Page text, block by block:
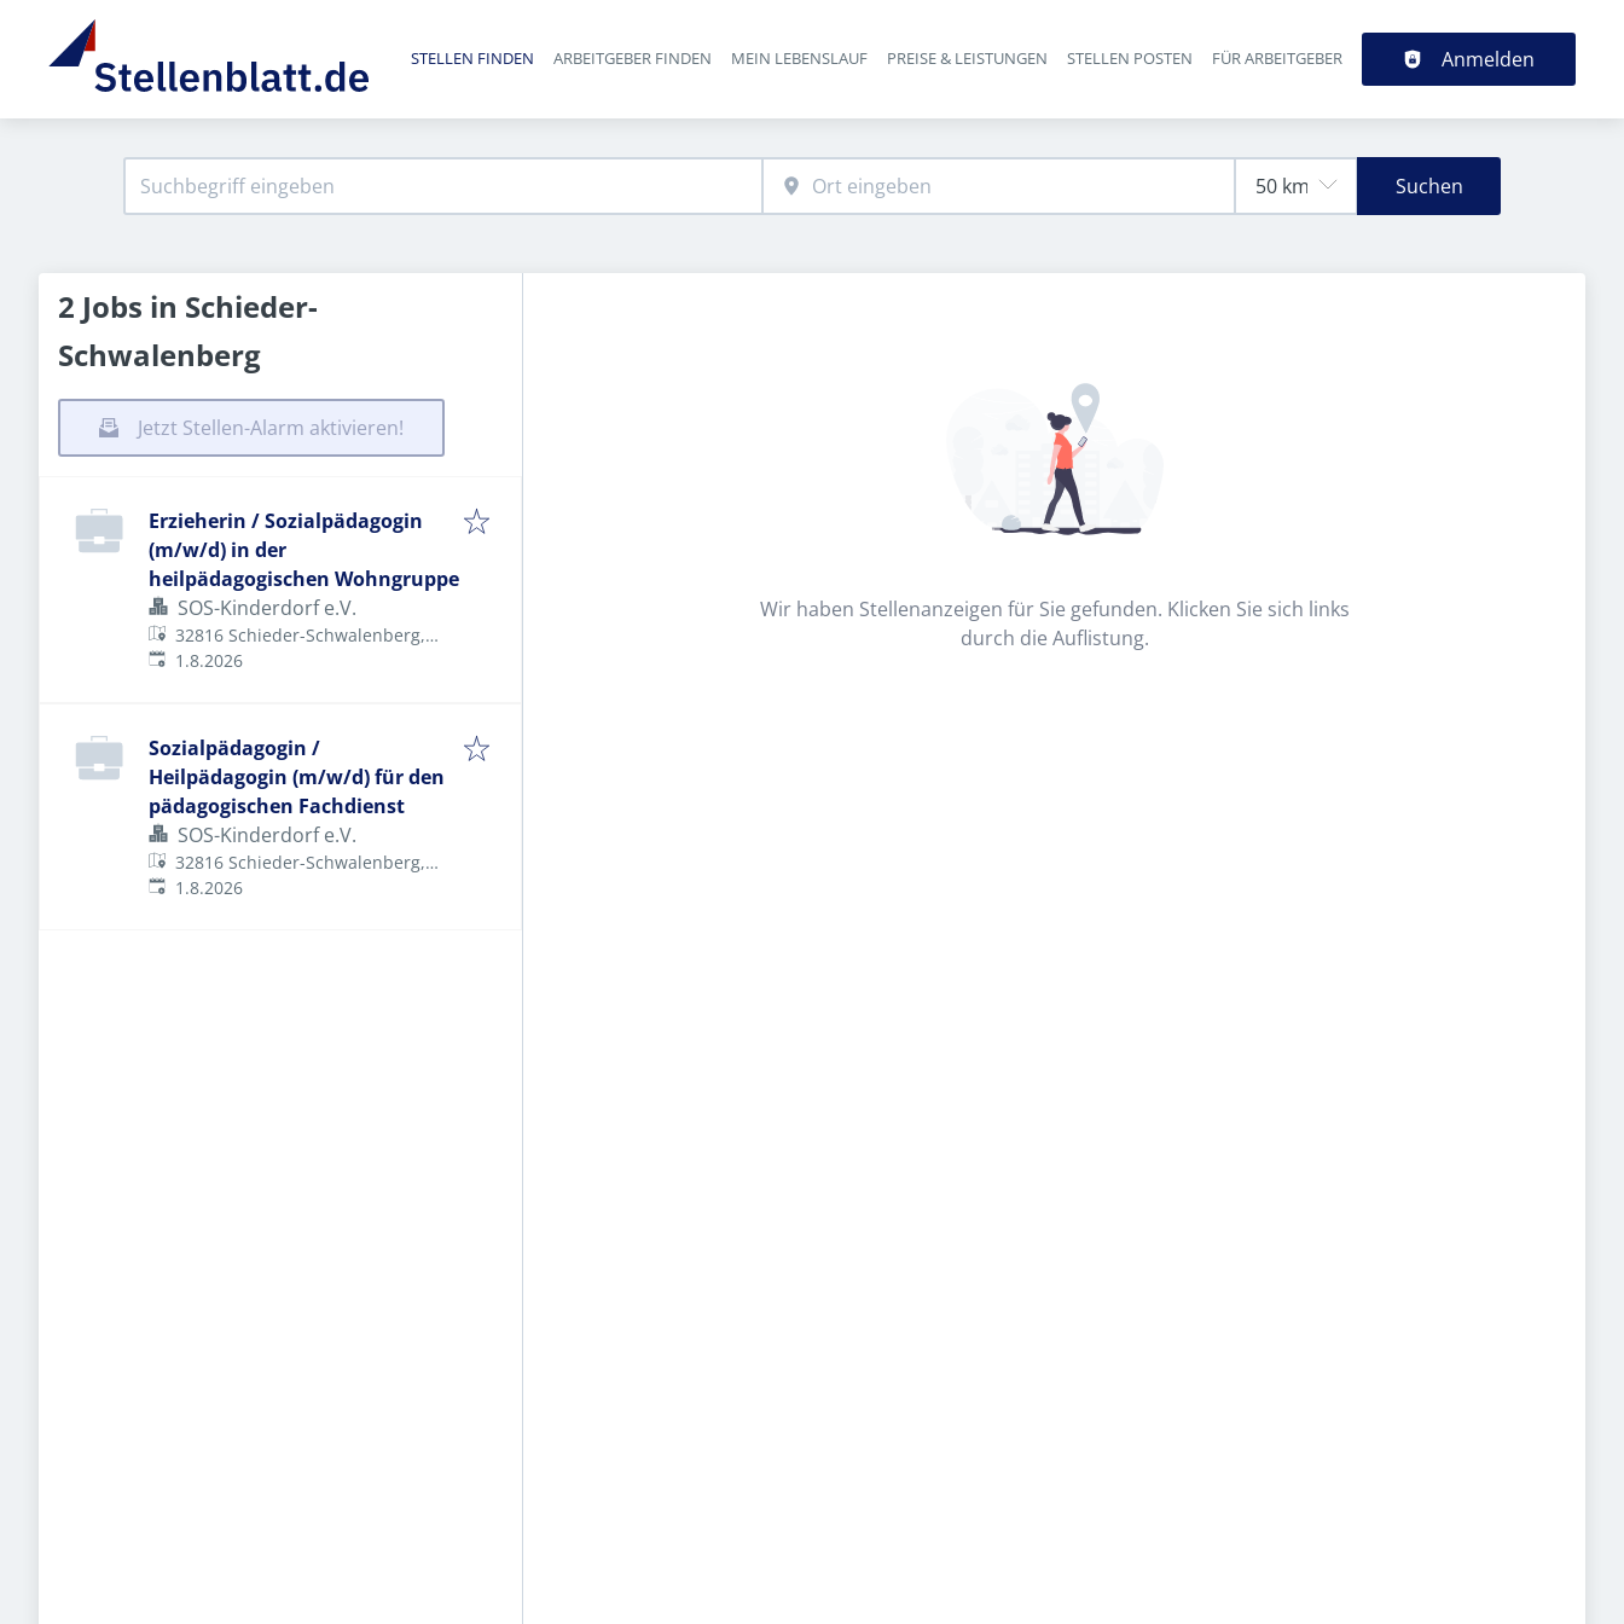
Haupt-Navigation
STELLEN FINDEN ARBEITGEBER FINDEN MEIN LEBENSLAUF PREISE & LEISTUNGEN STELLEN POSTEN FÜR ARBEITGEBER Anmelden
Suchen
2 Jobs in Schieder-
Schwalenberg
Jetzt Stellen-Alarm aktivieren!
Erzieherin / Sozialpädagogin
(m/w/d) in der
heilpädagogischen Wohngruppe
SOS-Kinderdorf e.V.
32816 Schieder-Schwalenberg,
Deutschland
Veröffentlicht
1.8.2026
Sozialpädagogin /
Heilpädagogin (m/w/d) für den
pädagogischen Fachdienst
SOS-Kinderdorf e.V.
32816 Schieder-Schwalenberg,
Deutschland
Veröffentlicht
1.8.2026
Wir haben Stellenanzeigen für Sie gefunden. Klicken Sie sich links
durch die Auflistung.